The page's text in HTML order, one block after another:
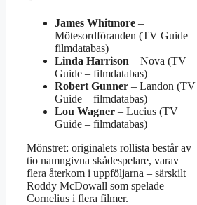
James Whitmore –
Mötesordföranden (TV Guide –
filmdatabas)
Linda Harrison – Nova (TV
Guide – filmdatabas)
Robert Gunner – Landon (TV
Guide – filmdatabas)
Lou Wagner – Lucius (TV
Guide – filmdatabas)
Mönstret: originalets rollista består av
tio namngivna skådespelare, varav
flera återkom i uppföljarna – särskilt
Roddy McDowall som spelade
Cornelius i flera filmer.